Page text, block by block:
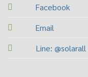
Facebook
Email
Line: @solarall